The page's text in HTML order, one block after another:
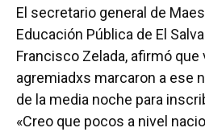
El secretario general de
Educación Pública de El
Francisco Zelada, afirmó que
agremiadxs marcaron a ese
de la media noche para
«Creo que pocos a nivel